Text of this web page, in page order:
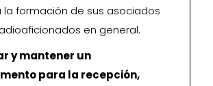
la formación de sus asociados
en general.
y mantener un
para la recepción,